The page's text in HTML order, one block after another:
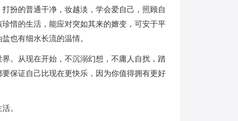
扮的普通干净，妆越淡，学会爱自己，照顾自
惜的生活，能应对突如其来的嬗变，可安于平
也有细水长流的温情。
。从现在开始，不沉溺幻想，不庸人自扰，踏
保证自己比现在更快乐，因为你值得拥有更好
。